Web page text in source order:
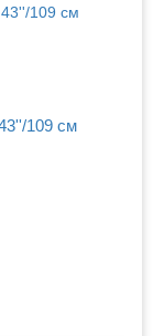
109 см